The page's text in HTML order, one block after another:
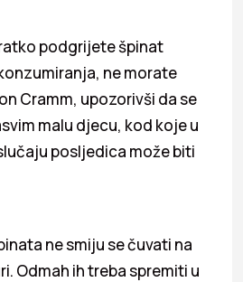
podgrijete špinat
ne morate
Cramm, upozorivši da se
malu djecu, kod koje u
posljedica može biti
ne smiju se čuvati na
Odmah ih treba spremiti u